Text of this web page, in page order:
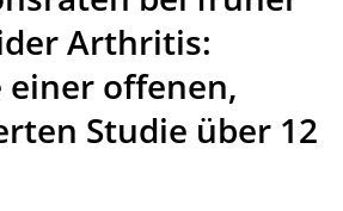
Arthritis:
einer offenen,
Studie über 12